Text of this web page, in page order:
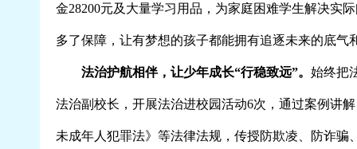
金28200元及大量学习用品，为家庭困难学生解决实
多了保障，让有梦想的孩子都能拥有追逐未来的底气
法治护航相伴，让少年成长“行稳致远”。 始终把
法治副校长，开展法治进校园活动6次，通过案例讲
未成年人犯罪法》等法律法规，传授防欺凌、防诈